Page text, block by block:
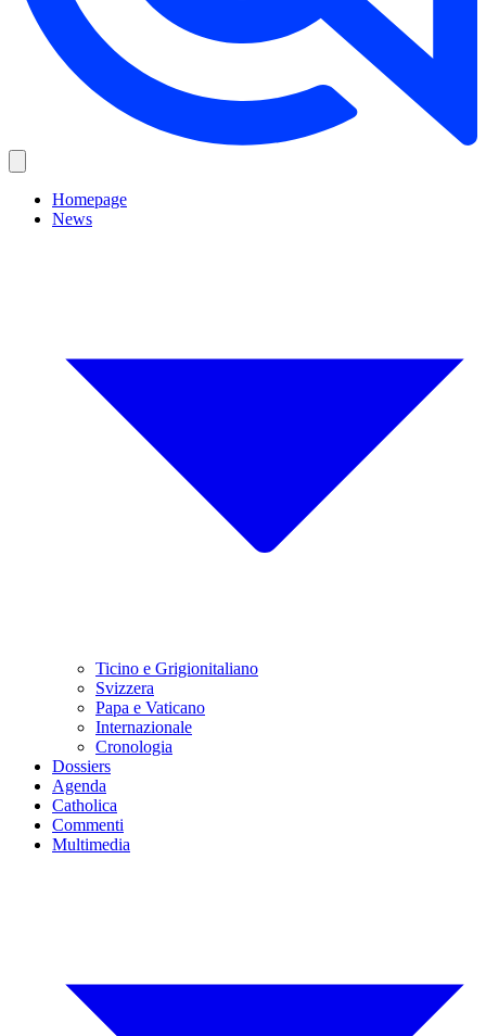
Homepage
News
Ticino e Grigionitaliano
Svizzera
Papa e Vaticano
Internazionale
Cronologia
Dossiers
Agenda
Catholica
Commenti
Multimedia